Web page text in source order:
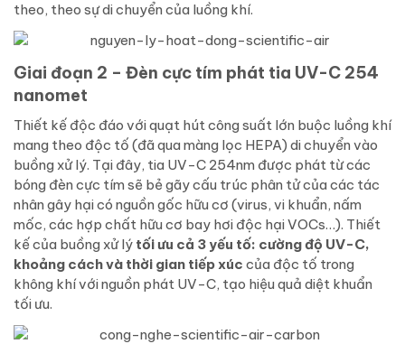
theo, theo sự di chuyển của luồng khí.
Giai đoạn 2 – Đèn cực tím phát tia UV-C 254
nanomet
Thiết kế độc đáo với quạt hút công suất lớn buộc luồng khí
mang theo độc tố (đã qua màng lọc HEPA) di chuyển vào
buồng xử lý. Tại đây, tia UV-C 254nm được phát từ các
bóng đèn cực tím sẽ bẻ gãy cấu trúc phân tử của các tác
nhân gây hại có nguồn gốc hữu cơ (virus, vi khuẩn, nấm
mốc, các hợp chất hữu cơ bay hơi độc hại VOCs…). Thiết
kế của buồng xử lý tối ưu cả 3 yếu tố: cường độ UV-C,
khoảng cách và thời gian tiếp xúc của độc tố trong
không khí với nguồn phát UV-C, tạo hiệu quả diệt khuẩn
tối ưu.